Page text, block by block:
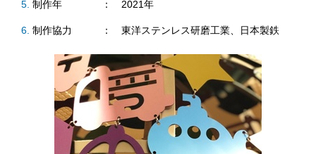
制作年 ： 2021年
制作協力 ： 東洋ステンレス研磨工業、日本製鉄